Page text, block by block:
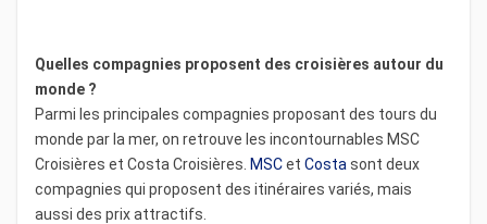
Quelles compagnies proposent des croisières autour du
monde ?
Parmi les principales compagnies proposant des tours du
monde par la mer, on retrouve les incontournables MSC
Croisières et Costa Croisières. MSCet Costa sont deux
compagnies qui proposent des itinéraires variés, mais
aussi des prix attractifs.